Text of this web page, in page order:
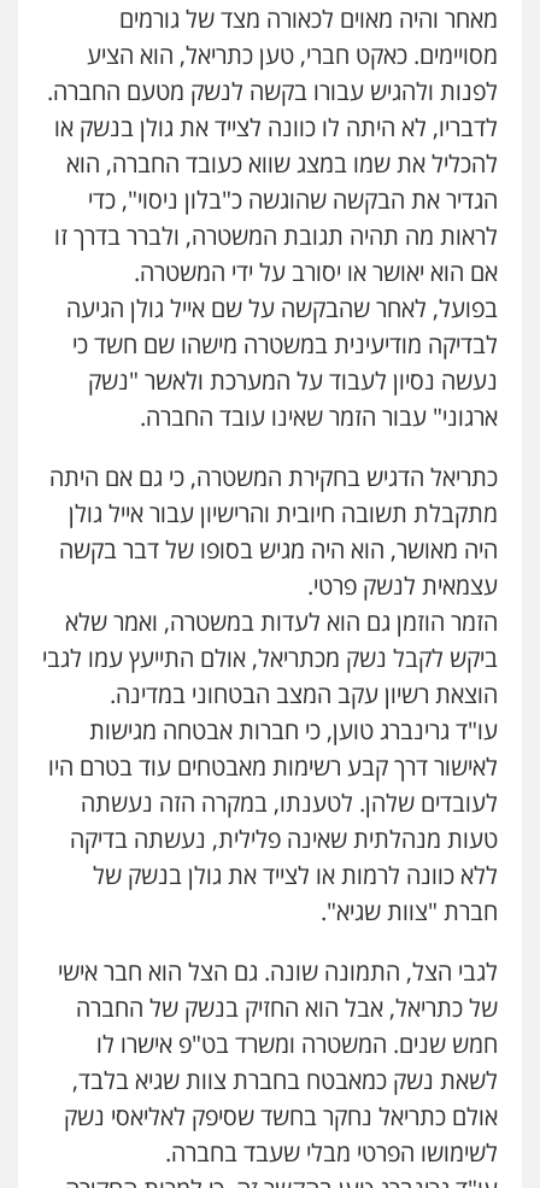
מאחר והיה מאוים לכאורה מצד של גורמים
מסויימים. כאקט חברי, טען כתריאל, הוא הציע
לפנות ולהגיש עבורו בקשה לנשק מטעם החברה.
לדבריו, לא היתה לו כוונה לצייד את גולן בנשק או
להכליל את שמו במצג שווא כעובד החברה, הוא
הגדיר את הבקשה שהוגשה כ"בלון ניסוי", כדי
לראות מה תהיה תגובת המשטרה, ולברר בדרך זו
אם הוא יאושר או יסורב על ידי המשטרה.
בפועל, לאחר שהבקשה על שם אייל גולן הגיעה
לבדיקה מודיעינית במשטרה מישהו שם חשד כי
נעשה נסיון לעבוד על המערכת ולאשר "נשק
ארגוני" עבור הזמר שאינו עובד החברה.
כתריאל הדגיש בחקירת המשטרה, כי גם אם היתה
מתקבלת תשובה חיובית והרישיון עבור אייל גולן
היה מאושר, הוא היה מגיש בסופו של דבר בקשה
עצמאית לנשק פרטי.
הזמר הוזמן גם הוא לעדות במשטרה, ואמר שלא
ביקש לקבל נשק מכתריאל, אולם התייעץ עמו לגבי
הוצאת רשיון עקב המצב הבטחוני במדינה.
עו"ד גרינברג טוען, כי חברות אבטחה מגישות
לאישור דרך קבע רשימות מאבטחים עוד בטרם היו
לעובדים שלהן. לטענתו, במקרה הזה נעשתה
טעות מנהלתית שאינה פלילית, נעשתה בדיקה
ללא כוונה לרמות או לצייד את גולן בנשק של
חברת "צוות שגיא".
לגבי הצל, התמונה שונה. גם הצל הוא חבר אישי
של כתריאל, אבל הוא החזיק בנשק של החברה
חמש שנים. המשטרה ומשרד בט"פ אישרו לו
לשאת נשק כמאבטח בחברת צוות שגיא בלבד,
אולם כתריאל נחקר בחשד שסיפק לאליאסי נשק
לשימושו הפרטי מבלי שעבד בחברה.